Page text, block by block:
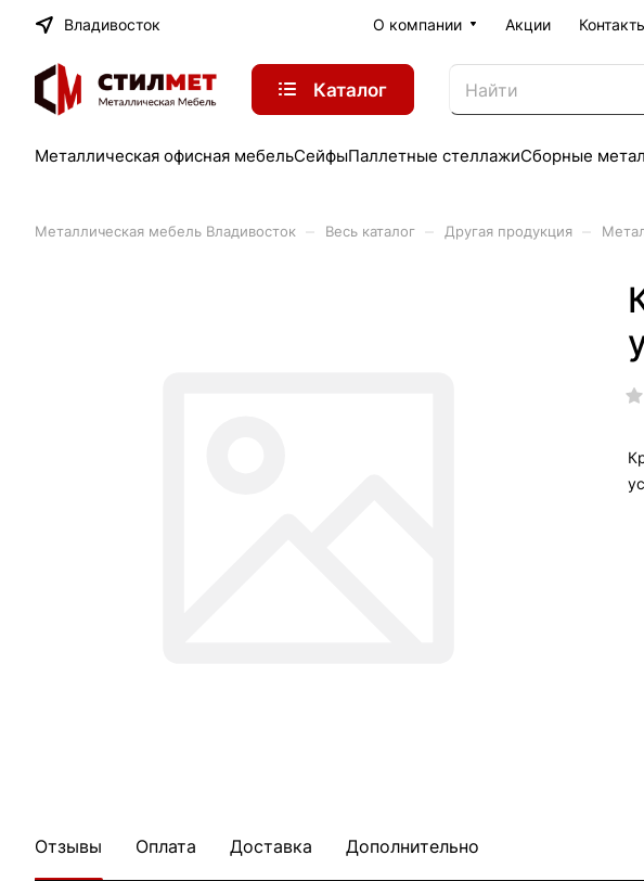
Владивосток О компании Акции
Каталог
Металлическая офисная мебельСейфыПаллетные стеллажиСборные
Металлическая мебель Владивосток Весь каталог Другая продукция
Отзывы Оплата Доставка Дополнительно